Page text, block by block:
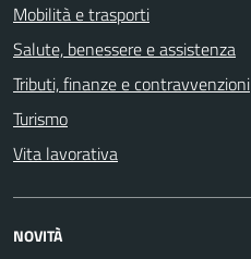
Mobilità e trasporti
Salute, benessere e assistenza
Tributi, finanze e contravvenzioni
Turismo
Vita lavorativa
NOVITÀ